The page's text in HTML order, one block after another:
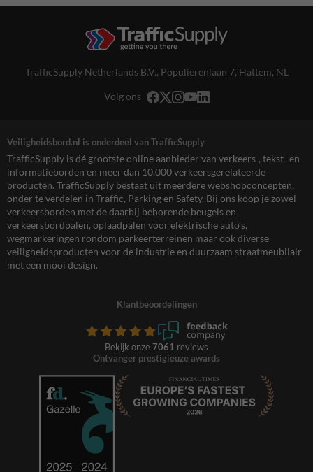
TrafficSupply Netherlands B.V., Populierenlaan 7, Hattem, NL
Volg ons
Veiligheidsbord.nl is onderdeel van TrafficSupply
TrafficSupply is dé grootste online aanbieder van verkeers-, tekst- en
informatieborden en meer dan 10.000 verkeersgerelateerde
producten. TrafficSupply bestaat uit meerdere webshopconcepten,
onder te verdelen in Traffic, Parking en Safety. Bij ons koop je zowel
verkeersborden met de daarbij behorende beugels en
verkeersbordpalen, oplaadpalen voor elektrische auto’s,
wegmarkeringen rondom parkeerterreinen maar ook diverse
veiligheidsproducten voor de industrie en duurzaam straatmeubilair
met een mooi design.
Klantbeoordelingen
Bekijk onze 7061 reviews
Ontvanger prestigieuze awards